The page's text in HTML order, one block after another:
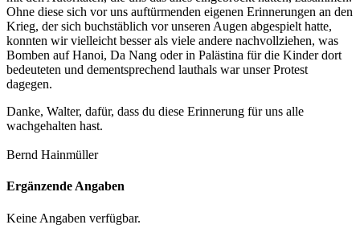
Ohne diese sich vor uns auftürmenden eigenen Erinnerungen an den
Krieg, der sich buchstäblich vor unseren Augen abgespielt hatte,
konnten wir vielleicht besser als viele andere nachvollziehen, was
Bomben auf Hanoi, Da Nang oder in Palästina für die Kinder dort
bedeuteten und dementsprechend lauthals war unser Protest
dagegen.
Danke, Walter, dafür, dass du diese Erinnerung für uns alle
wachgehalten hast.
Bernd Hainmüller
Ergänzende Angaben
Keine Angaben verfügbar.